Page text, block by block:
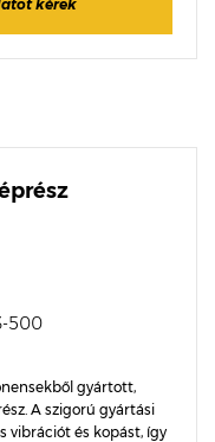
kérek
500
gyártott,
A szigorú gyártási
vibrációt és kopást, így